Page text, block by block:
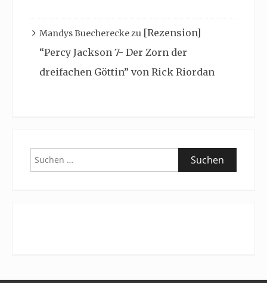
Mandys Buechereckezu [Rezension]
“Percy Jackson 7- Der Zorn der
dreifachen Göttin” von Rick Riordan
Suchen
nach: